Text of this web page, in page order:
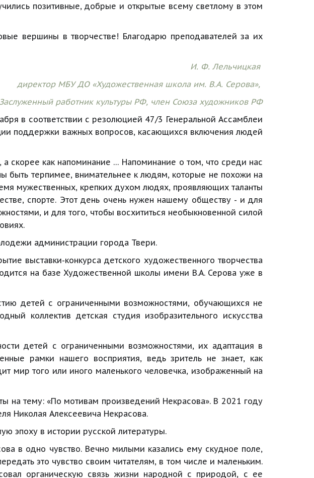
позитивные, добрые и открытые всему светлому в этом
вершины в творчестве! Благодарю преподавателей за их
И. Ф. Лельчицкая
директор МБУ ДО «Художественная школа им. В.А. Серова»,
Заслуженный работник культуры РФ, член Союза художников РФ
в соответствии с резолюцией 47/3 Генеральной Ассамблеи
поддержки важных вопросов, касающихся включения людей
скорее как напоминание … Напоминание о том, что среди нас
быть терпимее, внимательнее к людям, которые не похожи на
мужественных, крепких духом людях, проявляющих таланты
спорте. Этот день очень нужен нашему обществу - и для
и для того, чтобы восхититься необыкновенной силой
администрации города Твери.
выставки-конкурса детского художественного творчества
на базе Художественной школы имени В.А. Серова уже в
детей с ограниченными возможностями, обучающихся не
коллектив детская студия изобразительного искусства
детей с ограниченными возможностями, их адаптация в
рамки нашего восприятия, ведь зритель не знает, как
мир того или иного маленького человечка, изображенный на
на тему: «По мотивам произведений Некрасова». В 2021 году
Николая Алексеевича Некрасова.
эпоху в истории русской литературы.
в одно чувство. Вечно милыми казались ему скудное поле,
это чувство своим читателям, в том числе и маленьким.
органическую связь жизни народной с природой, с ее